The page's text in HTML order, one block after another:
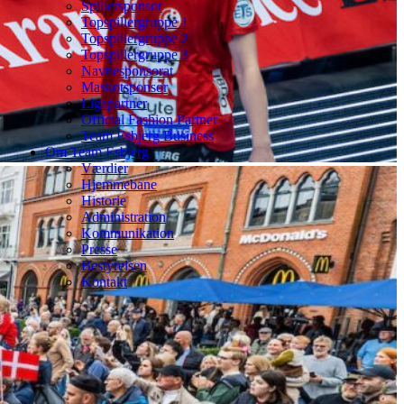
Spillersponsor
Topspillergruppe 1
Topspillergruppe 2
Topspillergruppe 3
Navnesponsorat
Maskotsponsor
Ligapartner
Official Fashion Partner
Team Esbjerg Business
Om Team Esbjerg
Værdier
Hjemmebane
Historie
Administration
Kommunikation
Presse
Bestyrelsen
Kontakt